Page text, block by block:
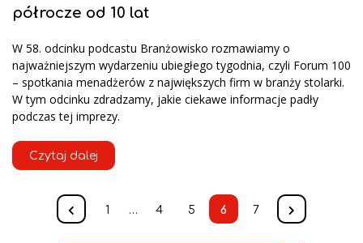
półrocze od 10 lat
W 58. odcinku podcastu Branżowisko rozmawiamy o
najważniejszym wydarzeniu ubiegłego tygodnia, czyli Forum 100
– spotkania menadżerów z największych firm w branży stolarki.
W tym odcinku zdradzamy, jakie ciekawe informacje padły
podczas tej imprezy.
Czytaj dalej
1 … 4 5 6 7